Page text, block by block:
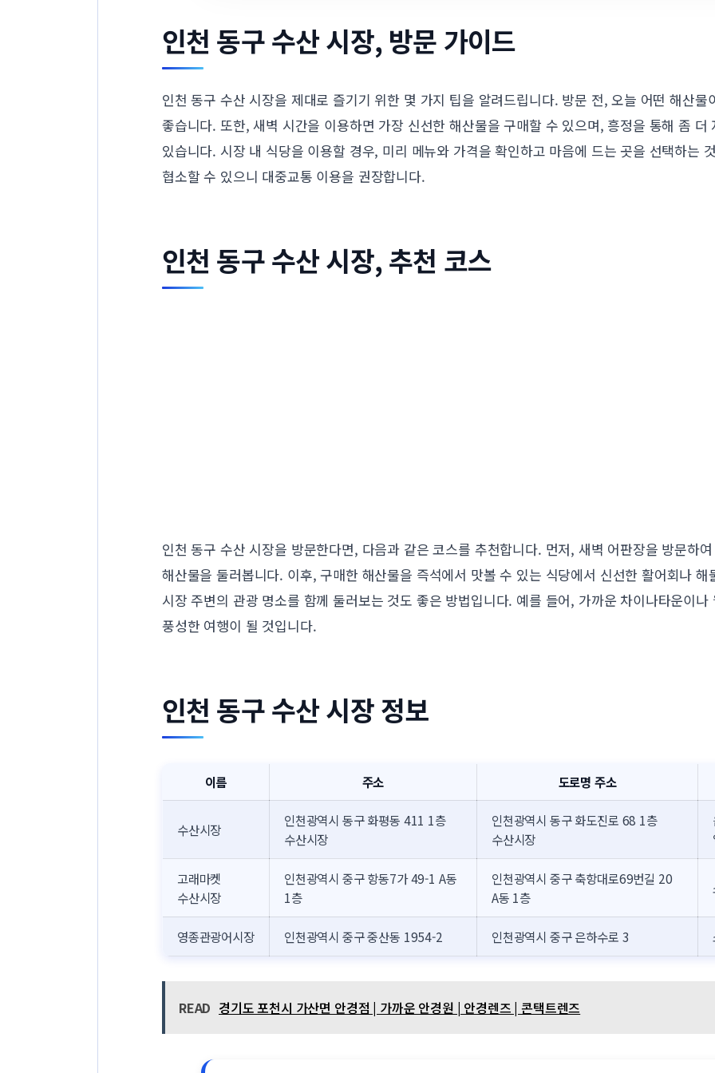
인천 동구 수산 시장, 방문 가이드
인천 동구 수산 시장을 제대로 즐기기 위한 몇 가지 팁을 알려드립니다. 방문 전, 오늘 어떤 해산
좋습니다. 또한, 새벽 시간을 이용하면 가장 신선한 해산물을 구매할 수 있으며, 흥정을 통해 좀
있습니다. 시장 내 식당을 이용할 경우, 미리 메뉴와 가격을 확인하고 마음에 드는 곳을 선택하는
협소할 수 있으니 대중교통 이용을 권장합니다.
인천 동구 수산 시장, 추천 코스
인천 동구 수산 시장을 방문한다면, 다음과 같은 코스를 추천합니다. 먼저, 새벽 어판장을 방문하
해산물을 둘러봅니다. 이후, 구매한 해산물을 즉석에서 맛볼 수 있는 식당에서 신선한 활어회나
시장 주변의 관광 명소를 함께 둘러보는 것도 좋은 방법입니다. 예를 들어, 가까운 차이나타운이
풍성한 여행이 될 것입니다.
인천 동구 수산 시장 정보
이름 주소 도로명 주소
수산시장
인천광역시 동구 화평동 411 1층
수산시장
인천광역시 동구 화도진로 68 1층
수산시장
고래마켓
수산시장
인천광역시 중구 항동7가 49-1 A동
1층
인천광역시 중구 축항대로69번길 20
A동 1층
영종관광어시장 인천광역시 중구 중산동 1954-2 인천광역시 중구 은하수로 3
READ 경기도 포천시 가산면 안경점 | 가까운 안경원 | 안경렌즈 | 콘택트렌즈